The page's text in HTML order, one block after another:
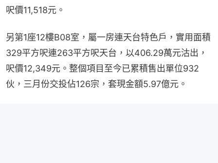
呎價11,518元。
另第1座12樓B08室，屬一房連天台特色戶，實用面積
329平方呎連263平方呎天台，以406.29萬元沽出，
呎價12,349元。整個項目至今已累積售出單位932
伙，三月份交投佔126宗，套現金額5.97億元。